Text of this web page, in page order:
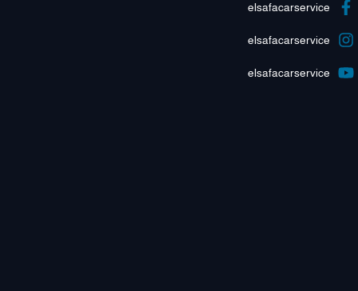
elsafacarservice
elsafacarservice
elsafacarservice